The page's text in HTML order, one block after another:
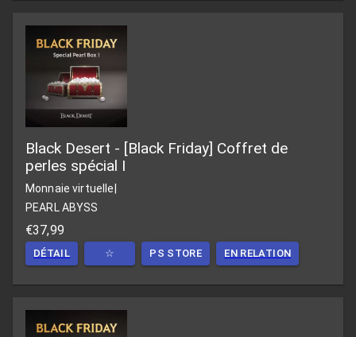
Black Desert - [Black Friday] Coffret de
perles spécial I
Monnaie virtuelle|
PEARL ABYSS
€37,99
DÉTAIL ☆ PS STORE EN RELATION